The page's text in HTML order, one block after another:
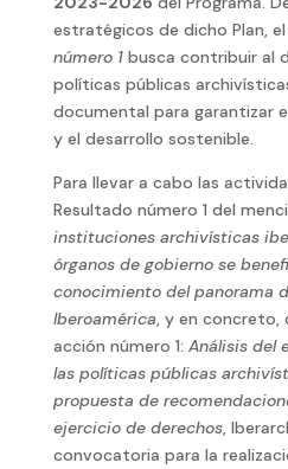
estratégicos de dicho Plan, el
número 1busca contribuir al
políticas públicas
documental para garantizar
y el desarrollo sostenible.
Para llevar a cabo las
Resultado número 1 del
instituciones archivísticas
órganos de gobierno se
conocimiento del panorama
Iberoamérica, y en concreto,
acción número 1: Análisis del
las políticas públicas
propuesta de
ejercicio de derechos,
convocatoria para la